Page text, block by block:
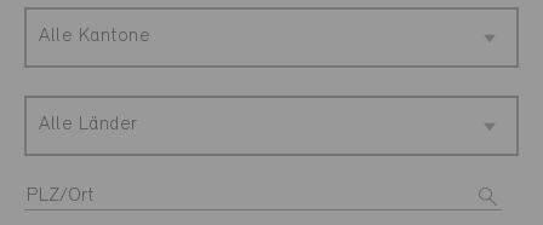
Alle Kantone
Alle Länder